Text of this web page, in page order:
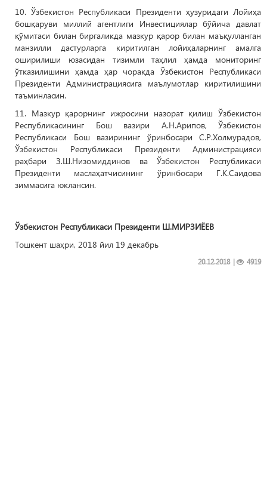
10. Ўзбекистон Республикаси Президенти ҳузуридаги Лойиҳа
бошқаруви миллий агентлиги Инвестициялар бўйича давлат
қўмитаси билан биргаликда мазкур қарор билан маъқулланган
манзилли дастурларга киритилган лойиҳаларнинг амалга
оширилиши юзасидан тизимли таҳлил ҳамда мониторинг
ўтказилишини ҳамда ҳар чоракда Ўзбекистон Республикаси
Президенти Администрациясига маълумотлар киритилишини
таъминласин.
11. Мазкур қарорнинг ижросини назорат қилиш Ўзбекистон
Республикасининг Бош вазири А.Н.Арипов, Ўзбекистон
Республикаси Бош вазирининг ўринбосари С.Р.Холмурадов,
Ўзбекистон Республикаси Президенти Администрацияси
раҳбари З.Ш.Низомиддинов ва Ўзбекистон Республикаси
Президенти маслаҳатчисининг ўринбосари Г.К.Саидова
зиммасига юклансин.
Ўзбекистон Республикаси Президенти Ш.МИРЗИЁЕВ
Тошкент шаҳри, 2018 йил 19 декабрь
| 4919
20.12.2018